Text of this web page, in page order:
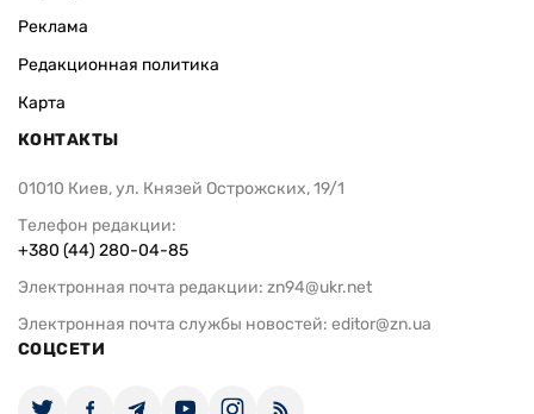
Реклама
Редакционная политика
Карта
КОНТАКТЫ
01010 Киев, ул. Князей Острожских, 19/1
Телефон редакции:
+380 (44) 280-04-85
Электронная почта редакции: zn94@ukr.net
Электронная почта службы новостей: editor@zn.ua
СОЦСЕТИ